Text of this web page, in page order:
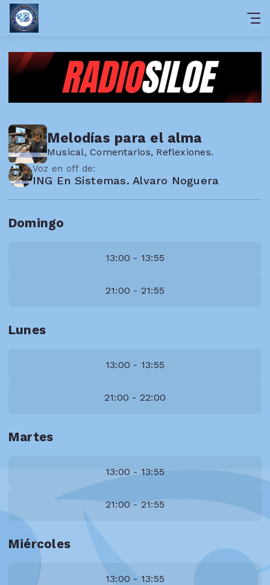
Melodías para el alma
Musical, Comentarios, Reflexiones.
Voz en off de:
ING En Sistemas. Alvaro Noguera
Domingo
13:00 - 13:55
21:00 - 21:55
Lunes
13:00 - 13:55
21:00 - 22:00
Martes
13:00 - 13:55
21:00 - 21:55
Miércoles
13:00 - 13:55